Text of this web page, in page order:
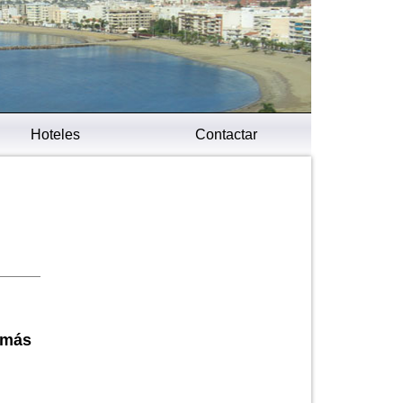
Hoteles Contactar